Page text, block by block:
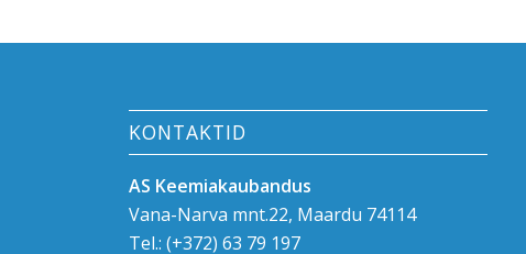
KONTAKTID
AS Keemiakaubandus
Vana-Narva mnt.22, Maardu 74114
Tel.:(+372) 63 79 197